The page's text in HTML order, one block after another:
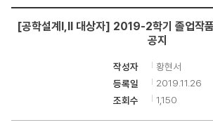
학
부
[공학설계I,II 대상자] 2019-2학기 졸업작품
공지
작성자
황현서
등록일
2019.11.26
조회수
1,150